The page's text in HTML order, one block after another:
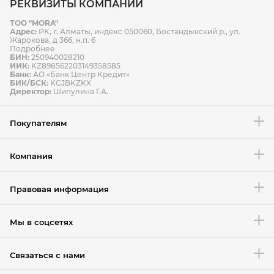
Способы оплаты Способы доставки
Условия возврата товара
РЕКВИЗИТЫ КОМПАНИИ
ТОО "MORA"
Адрес: РК, г. Алматы, индекс 050060, Бостандыкский р., ул.
Жарокова, д 366, н.п. 6
Подробнее
БИН: 250940028210
ИИК: KZ898562203149358585
Банк: АО «Банк Центр Кредит»
БИК/БСК: KCJBKZKX
Директор: Шипулина Г.А.
Покупателям
Компания
Правовая информация
Мы в соцсетях
Связаться с нами